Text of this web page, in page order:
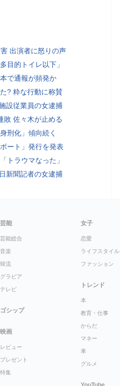
出演者に怒りの声
目的トイレ以下」
本で通報が頻発か
? 粋な行動に称賛
設従業員の女逮捕
敗 佐々木が止める
刑化」傾向続く
ート」発行を発表
トラウマなった」
新聞記者の女逮捕
芸能
芸能総合
音楽
韓流
グラビア
テレビ
ゴシップ
映画
レビュー
プレゼント
特集
女子
恋愛
ライフスタイル
ファッション
トレンド
本
教育・仕事
からだ
マネー
車
グルメ